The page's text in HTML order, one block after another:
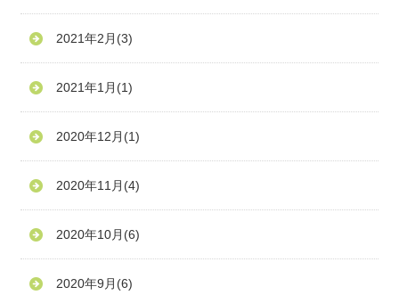
2021年2月 (3)
2021年1月 (1)
2020年12月 (1)
2020年11月 (4)
2020年10月 (6)
2020年9月 (6)